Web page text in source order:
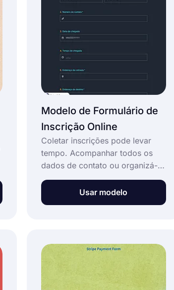
graças ao criador de formulários
de arrastar e soltar do
forms.app.
Modelo de Formulário de
Inscrição Online
Coletar inscrições pode levar
tempo. Acompanhar todos os
dados de contato ou organizá-
los manualmente pode se tornar
rapidamente desgastante. Um
modelo de formulário de
Usar modelo